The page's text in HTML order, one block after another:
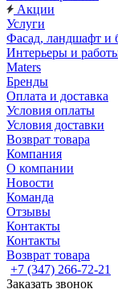
Акции
Услуги
Фасад, ландшафт и
Интерьеры и
Maters
Бренды
Оплата и доставка
Условия оплаты
Условия доставки
Возврат товара
Компания
О компании
Новости
Команда
Отзывы
Контакты
Контакты
Возврат товара
+7 (347) 266-72-21
Заказать звонок